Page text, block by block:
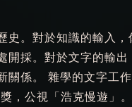
。對於知識的輸入，
開採。對於文字的輸
係。 雜學的文字工作
，公視「浩克慢遊」